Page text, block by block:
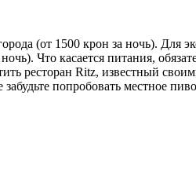
(от 1500 крон за ночь). Для
Что касается питания,
ресторан Ritz, известный
попробовать местное